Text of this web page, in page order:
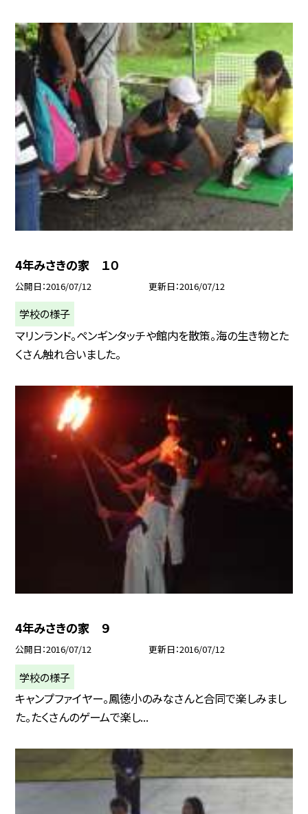
4年みさきの家 １０
公開日 2016/07/12 更新日 2016/07/12
学校の様子
マリンランド。ペンギンタッチや館内を散策。海の生き物とた
くさん触れ合いました。
4年みさきの家 ９
公開日 2016/07/12 更新日 2016/07/12
学校の様子
キャンプファイヤー。鳳徳小のみなさんと合同で楽しみまし
た。たくさんのゲームで楽し...